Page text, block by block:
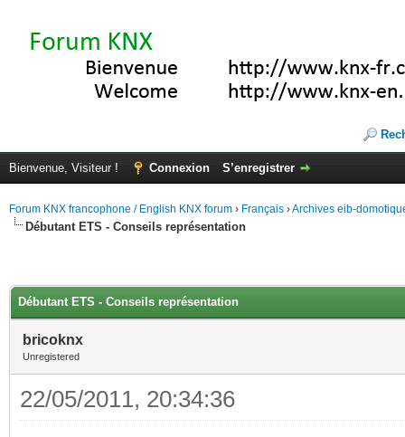
Bienvenue, Visiteur ! Connexion S’enregistrer
Forum KNX francophone / English KNX forum › Français ›Archives eib-
Débutant ETS - Conseils représentation
Débutant ETS - Conseils représentation
bricoknx
Unregistered
22/05/2011, 20:34:36